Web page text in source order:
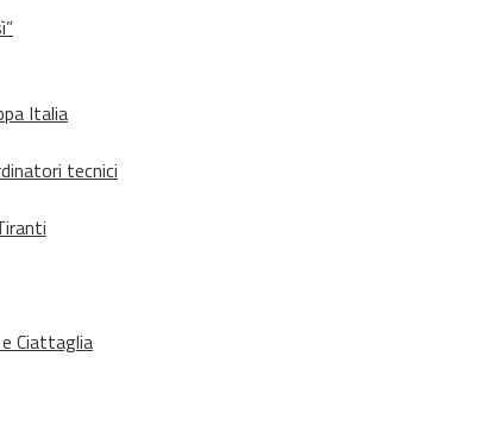
Italia
tecnici
Ciattaglia